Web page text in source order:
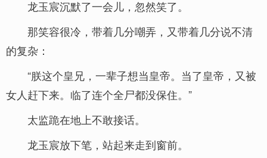
龙玉宸沉默了一会儿，忽然笑了。
那笑容很冷，带着几分嘲弄，又带着几分说不清
的复杂：
“朕这个皇兄，一辈子想当皇帝。当了皇帝，又被
女人赶下来。临了连个全尸都没保住。”
太监跪在地上不敢接话。
龙玉宸放下笔，站起来走到窗前。